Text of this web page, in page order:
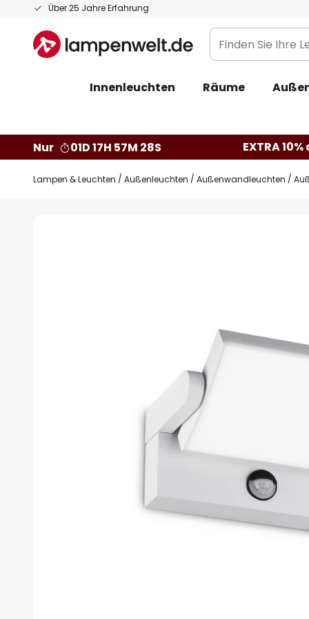
Über 25 Jahre Erfahrung
Zum
springen
Finden
Sie
Leuchte...
Innenleuchten Räume
Nur
01D 17H 57M 27S EXTRA
Lampen & Leuchten Außenleuchten Außenwandleuchten